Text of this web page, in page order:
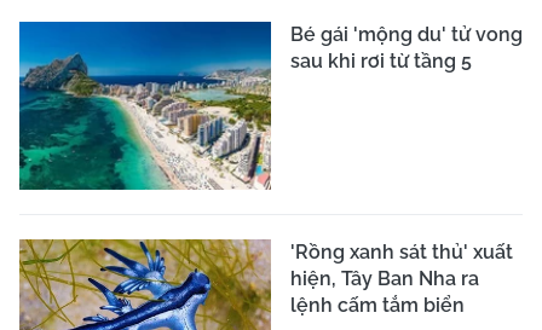
Bé gái 'mộng du' tử vong
sau khi rơi từ tầng 5
'Rồng xanh sát thủ' xuất
hiện, Tây Ban Nha ra
lệnh cấm tắm biển